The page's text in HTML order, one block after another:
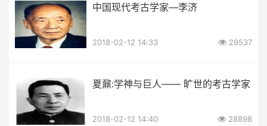
中国现代考古学家—李济
2018-02-12 14:33 29537
夏鼐:学神与巨人—— 旷世的考古学家
2018-02-12 14:40 28898